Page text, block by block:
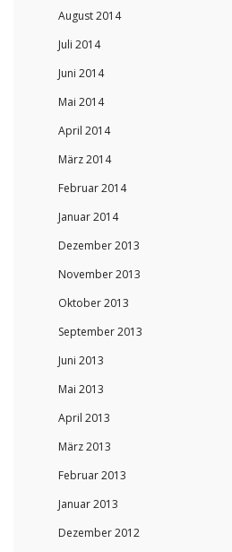
August 2014
Juli 2014
Juni 2014
Mai 2014
April 2014
März 2014
Februar 2014
Januar 2014
Dezember 2013
November 2013
Oktober 2013
September 2013
Juni 2013
Mai 2013
April 2013
März 2013
Februar 2013
Januar 2013
Dezember 2012